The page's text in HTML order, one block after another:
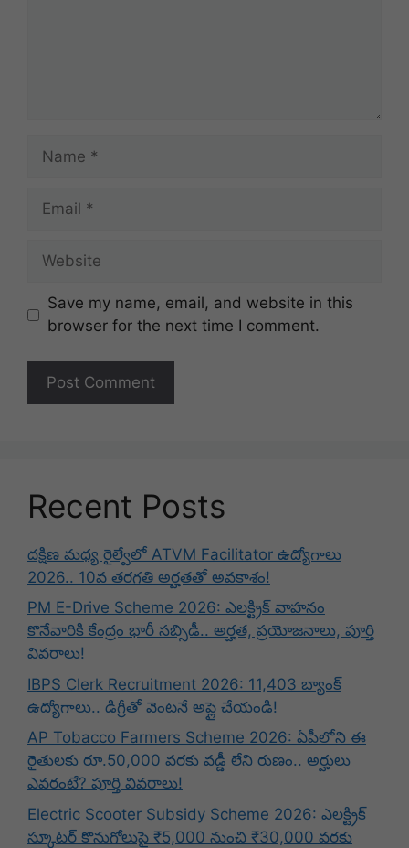
Website
Save my name, email, and website in this
browser for the next time I comment.
Recent Posts
దక్షిణ మధ్య రైల్వేలో ATVM Facilitator ఉద్యోగాలు
2026.. 10వ తరగతి అర్హతతో అవకాశం!
PM E-Drive Scheme 2026: ఎలక్ట్రిక్ వాహనం
కొనేవారికి కేంద్రం భారీ సబ్సిడీ.. అర్హత, ప్రయోజనాలు, పూర్తి
వివరాలు!
IBPS Clerk Recruitment 2026: 11,403 బ్యాంక్
ఉద్యోగాలు.. డిగ్రీతో వెంటనే అప్లై చేయండి!
AP Tobacco Farmers Scheme 2026: ఏపీలోని ఈ
రైతులకు రూ.50,000 వరకు వడ్డీ లేని రుణం.. అర్హులు
ఎవరంటే? పూర్తి వివరాలు!
Electric Scooter Subsidy Scheme 2026: ఎలక్ట్రిక్
స్కూటర్ కొనుగోలుపై ₹5,000 నుంచి ₹30,000 వరకు